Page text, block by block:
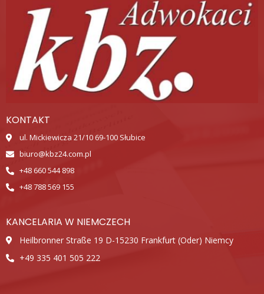
KONTAKT
ul. Mickiewicza 21/10 69-100 Słubice
biuro@kbz24.com.pl
+48 660 544 898
+48 788 569 155
KANCELARIA W NIEMCZECH
Heilbronner Straße 19 D-15230 Frankfurt (Oder) Niemcy
+49 335 401 505 222